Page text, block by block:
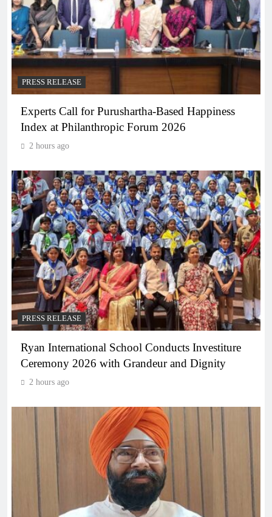
PRESS RELEASE
Experts Call for Purushartha-Based Happiness
Index at Philanthropic Forum 2026
2 hours ago
PRESS RELEASE
Ryan International School Conducts Investiture
Ceremony 2026 with Grandeur and Dignity
2 hours ago